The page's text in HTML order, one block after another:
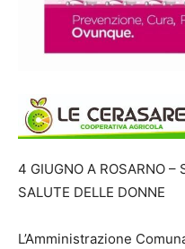
4 GIUGNO A ROSARNO –
SALUTE DELLE DONNE
L’Amministrazione